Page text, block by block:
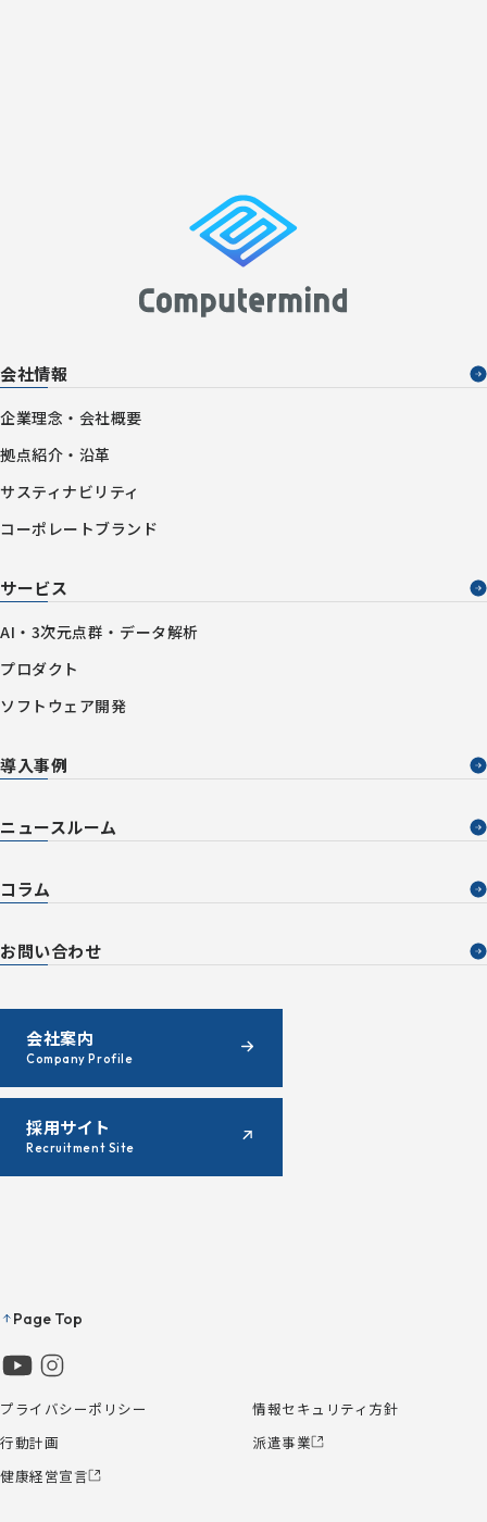
会社情報
企業理念・会社概要
拠点紹介・沿革
サスティナビリティ
コーポレートブランド
サービス
AI・3次元点群・データ解析
プロダクト
ソフトウェア開発
導入事例
ニュースルーム
コラム
お問い合わせ
会社案内
Company Profile
採用サイト
Recruitment Site
Page Top
プライバシーポリシー
情報セキュリティ方針
行動計画
派遣事業
健康経営宣言